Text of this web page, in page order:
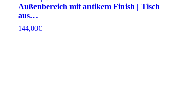
Außenbereich mit antikem Finish | Tisch
aus…
144,00€